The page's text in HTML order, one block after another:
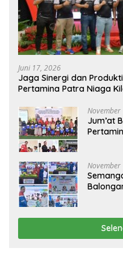
Juni 17, 2026
Jaga Sinergi dan
Pertamina Patra Niaga
Jum’at